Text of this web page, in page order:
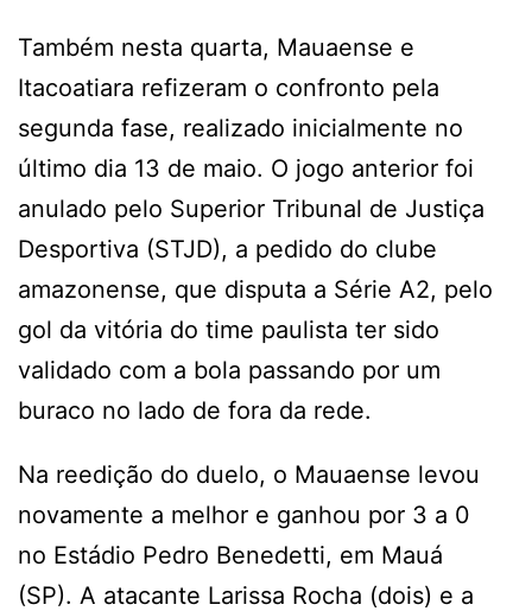
Também nesta quarta, Mauaense e
Itacoatiara refizeram o confronto pela
segunda fase, realizado inicialmente no
último dia 13 de maio. O jogo anterior foi
anulado pelo Superior Tribunal de Justiça
Desportiva (STJD), a pedido do clube
amazonense, que disputa a Série A2, pelo
gol da vitória do time paulista ter sido
validado com a bola passando por um
buraco no lado de fora da rede.
Na reedição do duelo, o Mauaense levou
novamente a melhor e ganhou por 3 a 0
no Estádio Pedro Benedetti, em Mauá
(SP). A atacante Larissa Rocha (dois) e a